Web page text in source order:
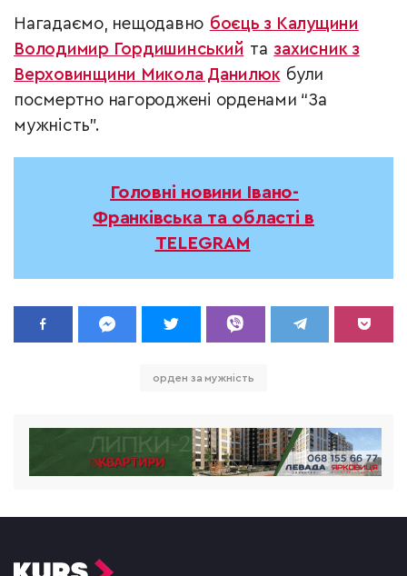
Нагадаємо, нещодавно боєць з Калущини
Володимир Гордишинський та захисник з
Верховинщини Микола Данилюк були
посмертно нагороджені орденами “За
мужність”.
Головні новини Івано-
Франківська та області в
TELEGRAM
орден за мужність